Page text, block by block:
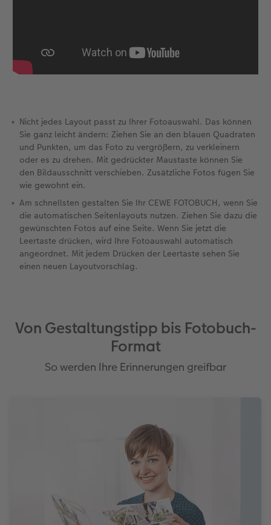
Nicht jedes Layout passt zu Ihrer Fotoauswahl. Das können
Sie ganz leicht ändern: Ziehen Sie an den blauen Quadraten
und Punkten, um das Foto zu vergrößern, zu verkleinern
oder es zu drehen. Mit gedrückter Maustaste können Sie
den Bildausschnitt verschieben. Zusätzliche Fotos fügen Sie
wie gewohnt ein.
Am schnellsten gestalten Sie Ihr CEWE FOTOBUCH, wenn Sie
die automatischen Seitenlayouts nutzen. Ziehen Sie dazu die
gewünschten Fotos auf eine Seite. Wenn Sie jetzt die
Leertaste drücken, wird Ihre Fotoauswahl automatisch
angeordnet. Mit jedem Drücken der Leertaste sehen Sie
einen neuen Layoutvorschlag.
Von Gestaltungstipp bis Fotobuch-
Format
So werden Ihre Erinnerungen greifbar